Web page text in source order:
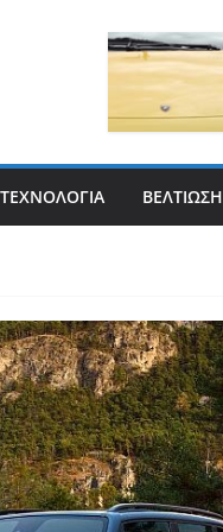
ΤΕΧΝΟΛΟΓΊΑ ΒΕΛΤΊΩΣΗ